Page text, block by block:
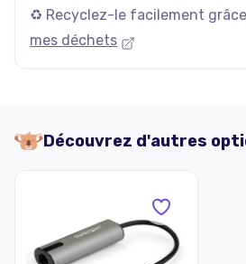
♻️ Recyclez-le facilement
mes déchets
Découvrez d'autres